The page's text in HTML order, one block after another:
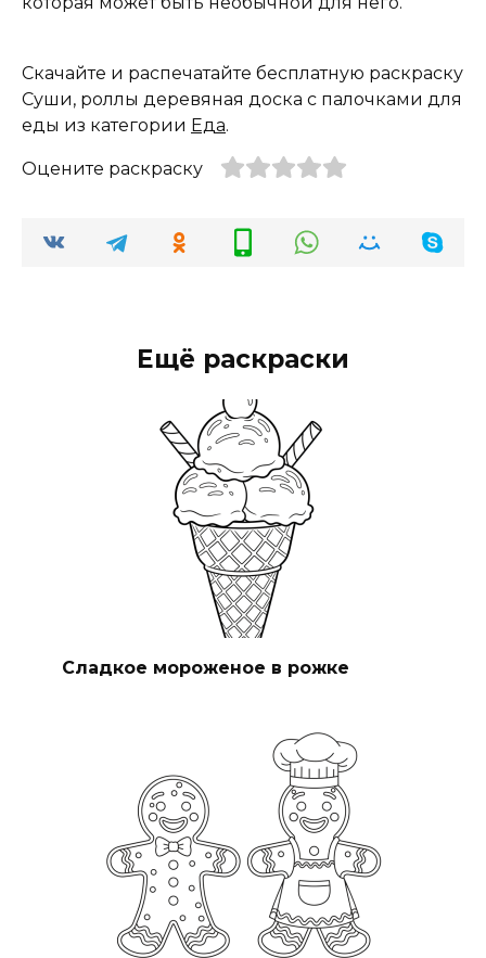
Скачайте и распечатайте бесплатную раскраску
Суши, роллы деревяная доска с палочками для
еды из категории Еда.
Оцените раскраску
Ещё раскраски
Сладкое мороженое в рожке